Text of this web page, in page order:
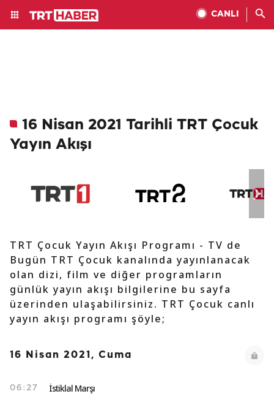
CANLI
16 Nisan 2021 Tarihli TRT Çocuk
Yayın Akışı
TRT Çocuk Yayın Akışı Programı - TV de
Bugün TRT Çocuk kanalında yayınlanacak
olan dizi, film ve diğer programların
günlük yayın akışı bilgilerine bu sayfa
üzerinden ulaşabilirsiniz. TRT Çocuk canlı
yayın akışı programı şöyle;
16 Nisan 2021, Cuma
06:27 İstiklal Marşı